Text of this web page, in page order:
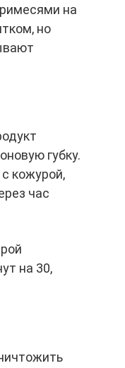
на
но
губку.
кожурой,
час
на 30,